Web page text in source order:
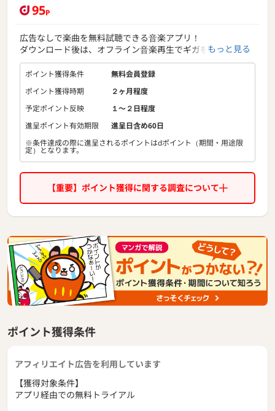
95P
広告なしで楽曲を無料試聴できる音楽アプリ！
ダウンロード後は、オフライン音楽再生でギガを気にせず音
楽を聴くことが可能。
楽曲数は1億曲以上！MVも10万曲以上！
カラオケ機能など、音楽を楽しめるコンテンツが満載です。
もっと見る
ポイント獲得条件
無料会員登録
ポイント獲得時期
２ヶ月程度
予定ポイント反映
１〜２日程度
進呈ポイント有効期限
進呈日含め60日
※条件達成の際に進呈されるポイントはdポイント（期間・用途限
定）となります。
【重要】ポイント獲得に関する調査について
ポイント獲得条件
アフィリエイト広告を利用しています
【獲得対象条件】
アプリ経由での無料トライアル